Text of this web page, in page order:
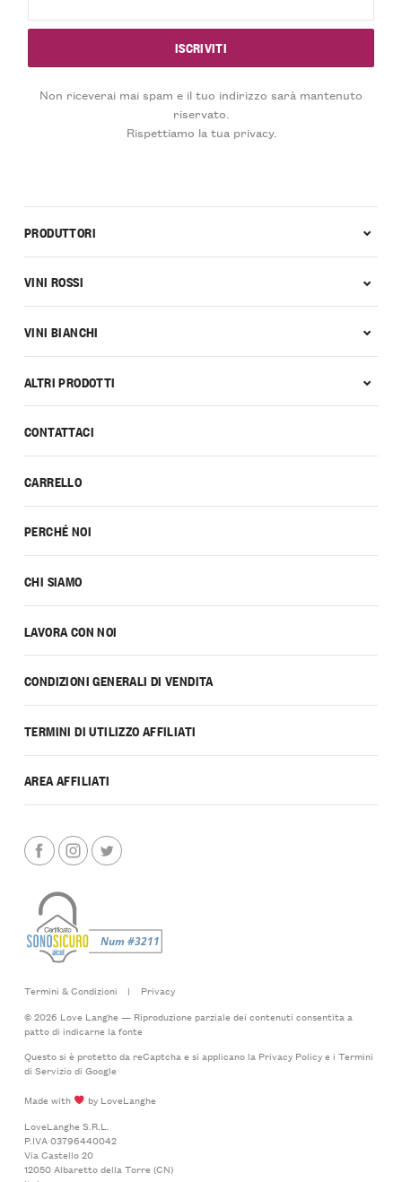
Non riceverai mai spam e il tuo indirizzo sarà mantenuto
riservato.
Rispettiamo la tua privacy.
CONTATTACI
CARRELLO
PERCHÉ NOI
CHI SIAMO
LAVORA CON NOI
CONDIZIONI GENERALI DI VENDITA
TERMINI DI UTILIZZO AFFILIATI
AREA AFFILIATI
PRODUTTORI
VINI ROSSI
VINI BIANCHI
ALTRI PRODOTTI
Termini & Condizioni |
Privacy
© 2026 Love Langhe — Riproduzione parziale dei contenuti consentita a
patto di indicarne la fonte
Questo si è protetto da reCaptcha e si applicano la Privacy Policye i Termini
di Serviziodi Google
Made with
by LoveLanghe
LoveLanghe S.R.L.
P.IVA 03796440042
Via Castello 20
12050 Albaretto della Torre (CN)